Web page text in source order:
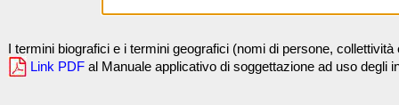
I termini biografici e i termini geografici (nomi di persone,
Link PDF al Manuale applicativo di soggettazione ad uso degli